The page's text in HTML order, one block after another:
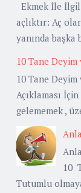
Ekmek İle
açlıktır: Aç
yanında başka
10 Tane Deyim
10 Tane Deyim
Açıklaması
gelememek ,
10
Tutumlu